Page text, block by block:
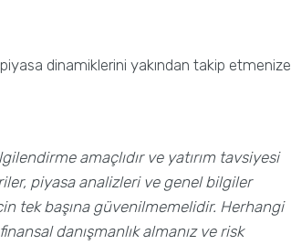
dinamiklerini yakından takip etmenize
amaçlıdır ve yatırım tavsiyesi
piyasa analizleri ve genel bilgiler
tek başına güvenilmemelidir. Herhangi
danışmanlık almanız ve risk